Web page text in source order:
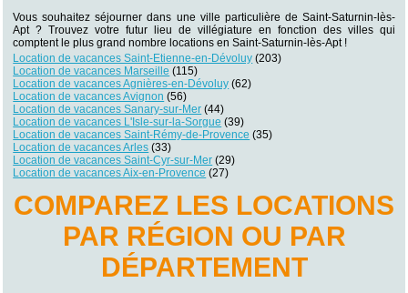
Vous souhaitez séjourner dans une ville particulière de Saint-Saturnin-lès-
Apt ? Trouvez votre futur lieu de villégiature en fonction des villes qui
comptent le plus grand nombre locations en Saint-Saturnin-lès-Apt !
Location de vacances Saint-Etienne-en-Dévoluy (203)
Location de vacances Marseille (115)
Location de vacances Agnières-en-Dévoluy (62)
Location de vacances Avignon (56)
Location de vacances Sanary-sur-Mer (44)
Location de vacances L'Isle-sur-la-Sorgue (39)
Location de vacances Saint-Rémy-de-Provence (35)
Location de vacances Arles (33)
Location de vacances Saint-Cyr-sur-Mer (29)
Location de vacances Aix-en-Provence (27)
COMPAREZ LES LOCATIONS
PAR RÉGION OU PAR
DÉPARTEMENT